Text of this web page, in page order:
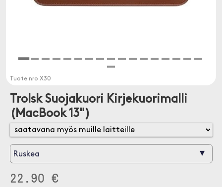
Tuote nro X30
Trolsk Suojakuori Kirjekuorimalli
(MacBook 13")
Ruskea ▾
22.90 €